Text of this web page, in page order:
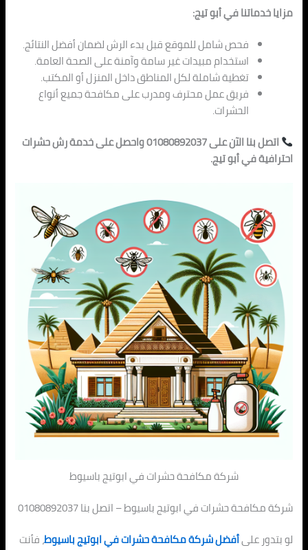
مزايا خدماتنا في أبو تيج:
فحص شامل للموقع قبل بدء الرش لضمان أفضل النتائج.
استخدام مبيدات غير سامة وآمنة على الصحة العامة.
تغطية شاملة لكل المناطق داخل المنزل أو المكتب.
فريق عمل محترف ومدرب على مكافحة جميع أنواع
الحشرات.
اتصل بنا الآن على 01080892037 واحصل على خدمة رش حشرات
احترافية في أبو تيج.
شركة مكافحة حشرات في ابوتيج باسيوط
شركة مكافحة حشرات في ابوتيج باسيوط – اتصل بنا 01080892037
لو بتدور علىأفضل شركة مكافحة حشرات في ابوتيج باسيوط، فأنت